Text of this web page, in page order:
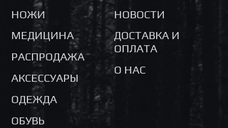
НОЖИ
МЕДИЦИНА
РАСПРОДАЖА
АКСЕССУАРЫ
ОДЕЖДА
ОБУВЬ
НОВОСТИ
ДОСТАВКА И
ОПЛАТА
О НАС